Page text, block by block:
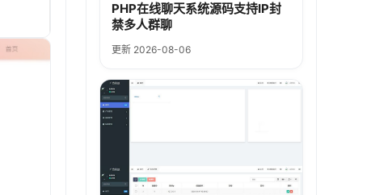
PHP在线聊天系统源码支持IP封
禁多人群聊
更新 2026-08-06